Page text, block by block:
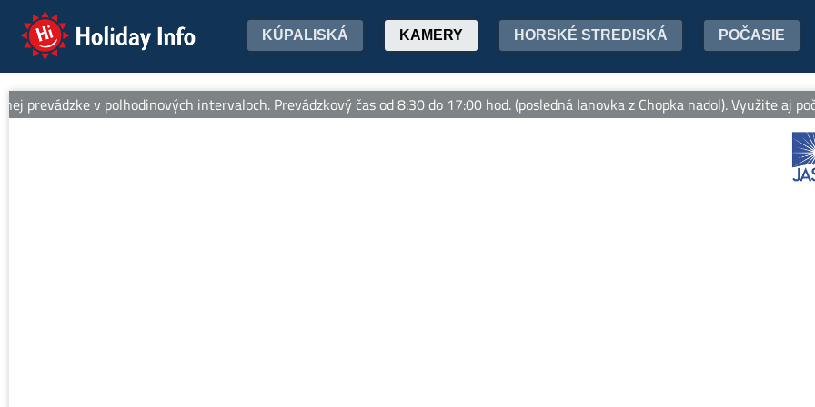
Holiday Info KÚPALISKÁ KAMERY HORSKÉ STREDISKÁ POČASIE
v polhodinových intervaloch. Prevádzkový čas od 8:30 do 17:00 hod. (posledná lanovka z Chopka nadol). Využite aj